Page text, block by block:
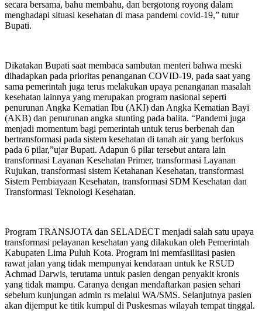
secara bersama, bahu membahu, dan bergotong royong dalam
menghadapi situasi kesehatan di masa pandemi covid-19,” tutur
Bupati.
Dikatakan Bupati saat membaca sambutan menteri bahwa meski
dihadapkan pada prioritas penanganan COVID-19, pada saat yang
sama pemerintah juga terus melakukan upaya penanganan masalah
kesehatan lainnya yang merupakan program nasional seperti
penurunan Angka Kematian Ibu (AKI) dan Angka Kematian Bayi
(AKB) dan penurunan angka stunting pada balita. “Pandemi juga
menjadi momentum bagi pemerintah untuk terus berbenah dan
bertransformasi pada sistem kesehatan di tanah air yang berfokus
pada 6 pilar,”ujar Bupati. Adapun 6 pilar tersebut antara lain
transformasi Layanan Kesehatan Primer, transformasi Layanan
Rujukan, transformasi sistem Ketahanan Kesehatan, transformasi
Sistem Pembiayaan Kesehatan, transformasi SDM Kesehatan dan
Transformasi Teknologi Kesehatan.
Program TRANSJOTA dan SELADECT menjadi salah satu upaya
transformasi pelayanan kesehatan yang dilakukan oleh Pemerintah
Kabupaten Lima Puluh Kota. Program ini memfasilitasi pasien
rawat jalan yang tidak mempunyai kendaraan untuk ke RSUD
Achmad Darwis, terutama untuk pasien dengan penyakit kronis
yang tidak mampu. Caranya dengan mendaftarkan pasien sehari
sebelum kunjungan admin rs melalui WA/SMS. Selanjutnya pasien
akan dijemput ke titik kumpul di Puskesmas wilayah tempat tinggal.